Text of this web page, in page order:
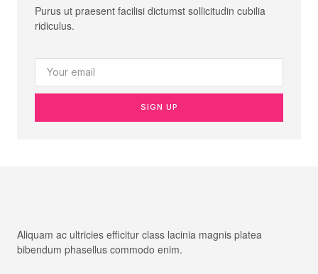
Purus ut praesent facilisi dictumst sollicitudin cubilia
ridiculus.
SIGN UP
Aliquam ac ultricies efficitur class lacinia magnis platea
bibendum phasellus commodo enim.